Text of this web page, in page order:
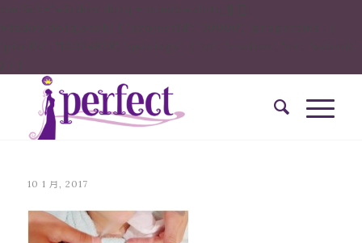
10 1 月, 2017